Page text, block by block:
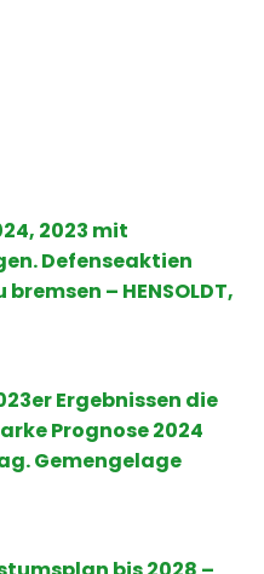
2023 mit
Defenseaktien
– HENSOLDT,
Ergebnissen die
Prognose 2024
Gemengelage